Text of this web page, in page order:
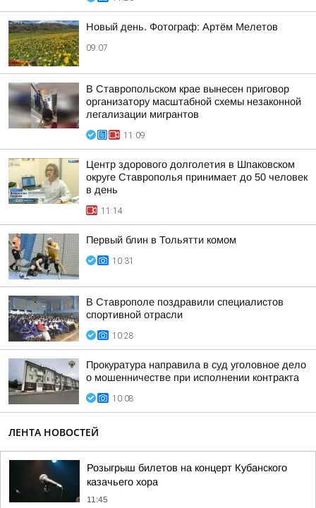
Новый день. Фотограф: Артём Мелетов
09:07
В Ставропольском крае вынесен приговор
организатору масштабной схемы незаконной
легализации мигрантов
11:09
Центр здорового долголетия в Шпаковском
округе Ставрополья принимает до 50 человек
в день
11:14
Первый блин в Тольятти комом
10:31
В Ставрополе поздравили специалистов
спортивной отрасли
10:28
Прокуратура направила в суд уголовное дело
о мошенничестве при исполнении контракта
10:08
ЛЕНТА НОВОСТЕЙ
Розыгрыш билетов на концерт Кубанского
казачьего хора
11:45